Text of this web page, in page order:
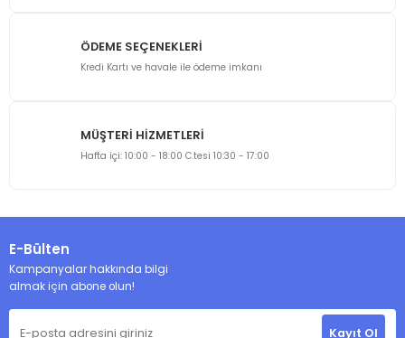
ÖDEME SEÇENEKLERİ
Kredi Kartı ve havale ile ödeme imkanı
MÜŞTERİ HİZMETLERİ
Hafta içi: 10:00 - 18:00 C.tesi 10:30 - 17:00
E-Bülten
Kampanyalar hakkında bilgi
almak için abone olun!
Kayıt Ol